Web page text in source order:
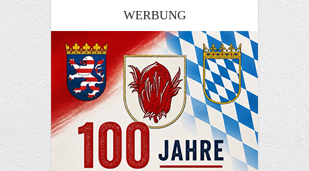
WERBUNG